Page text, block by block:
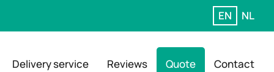
EN NL
Delivery service Reviews Quote Contact